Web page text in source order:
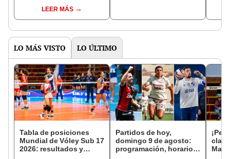
LEER MÁS
LO MÁS VISTO LO ÚLTIMO
Tabla de posiciones
Mundial de Vóley Sub 17
2026: resultados y
Partidos de hoy,
domingo 9 de agosto:
programación, horarios